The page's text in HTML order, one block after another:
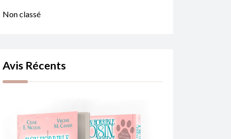
Non classé
Avis Récents